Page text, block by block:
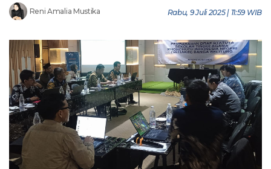
Reni Amalia Mustika Rabu, 9 Juli 2025 | 11:59 WIB